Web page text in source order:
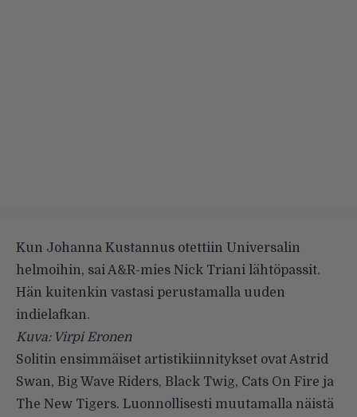
Kun Johanna Kustannus otettiin Universalin
helmoihin, sai A&R-mies Nick Triani lähtöpassit.
Hän kuitenkin vastasi perustamalla uuden
indielafkan.
Kuva: Virpi Eronen
Solitin ensimmäiset artistikiinnitykset ovatAstrid
Swan, Big Wave Riders, Black Twig, Cats On Fire ja
The New Tigers. Luonnollisesti muutamalla näistä